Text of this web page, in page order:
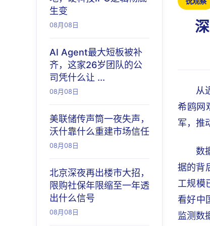
生变
08月08日
AI Agent最大短板被补
齐，这家26岁团队的公
司凭什么让 ...
08月08日
美联储传声筒一夜失声，
沃什靠什么重建市场信任
08月08日
北京深夜再出楼市大招，
限购社保年限缩至一年透
出什么信号
08月08日
从
希鸥网
军，推
数
据的背
工规模
看好中
监测数